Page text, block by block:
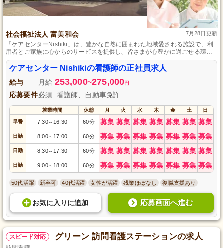
社会福祉法人 富美和会 7月28日更新
「ケアセンターNishiki」は、豊かな自然に囲まれた地域愛される施設で、利
用者とご家族に心からのサービスを提供し、皆さまが心豊かに過ごせる環境
を創り出しています。
ケアセンター Nishikiの看護師の正社員求人
給与 月給 253,000~275,000円
応募要件必須: 看護師、自動車免許
就業時間 休憩 月 火 水 木 金 土 日
早番 7:30～ 16:30 60分 募集 募集 募集 募集 募集 募集 募集
日勤 8:00～ 17:00 60分 募集 募集 募集 募集 募集 募集 募集
日勤 8:30～ 17:30 60分 募集 募集 募集 募集 募集 募集 募集
日勤 9:00～ 18:00 60分 募集 募集 募集 募集 募集 募集 募集
50代活躍 新卒可 40代活躍 女性が活躍 残業ほぼなし 復職支援あり
お気に入り に追加 応募画面へ進む
スピード対応 グリーン 訪問看護ステーションの求人